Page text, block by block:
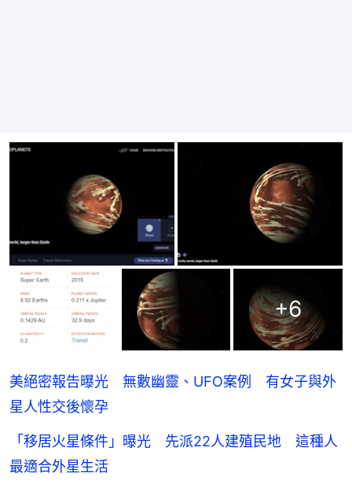
+6
美絕密報告曝光 無數幽靈、UFO案例 有女子與外
星人性交後懷孕
「移居火星條件」曝光 先派22人建殖民地 這種人
最適合外星生活